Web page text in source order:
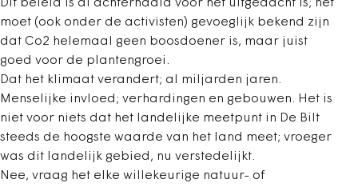
Dit beleid is al achterhaald voor het uitgedacht is; het
moet (ook onder de activisten) gevoeglijk bekend zijn
dat Co2 helemaal geen boosdoener is, maar juist
goed voor de plantengroei.
Dat het klimaat verandert; al miljarden jaren.
Menselijke invloed; verhardingen en gebouwen. Het is
niet voor niets dat het landelijke meetpunt in De Bilt
steeds de hoogste waarde van het land meet; vroeger
was dit landelijk gebied, nu verstedelijkt.
Nee, vraag het elke willekeurige natuur- of